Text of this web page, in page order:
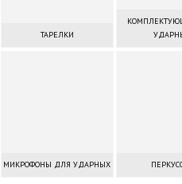
ТАРЕЛКИ
МИКРОФОНЫ ДЛЯ УДАРНЫХ